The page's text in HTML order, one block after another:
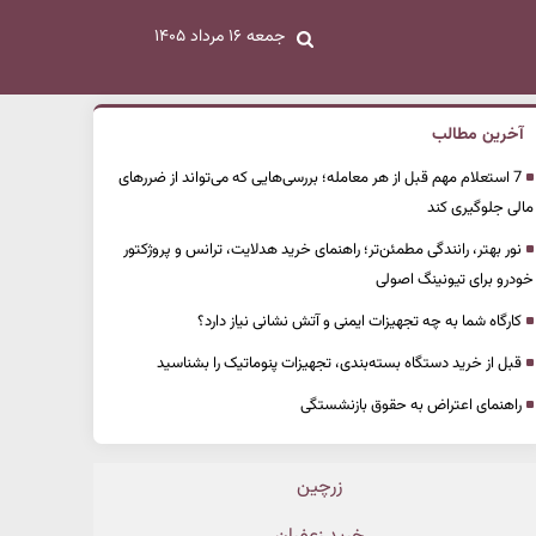
جمعه ۱۶ مرداد ۱۴۰۵
آخرین مطالب
7 استعلام مهم قبل از هر معامله؛ بررسی‌هایی که می‌تواند از ضررهای
مالی جلوگیری کند
نور بهتر، رانندگی مطمئن‌تر؛ راهنمای خرید هدلایت، ترانس و پروژکتور
خودرو برای تیونینگ اصولی
کارگاه شما به چه تجهیزات ایمنی و آتش نشانی نیاز دارد؟
قبل از خرید دستگاه بسته‌بندی، تجهیزات پنوماتیک را بشناسید
راهنمای اعتراض به حقوق بازنشستگی
زرچین